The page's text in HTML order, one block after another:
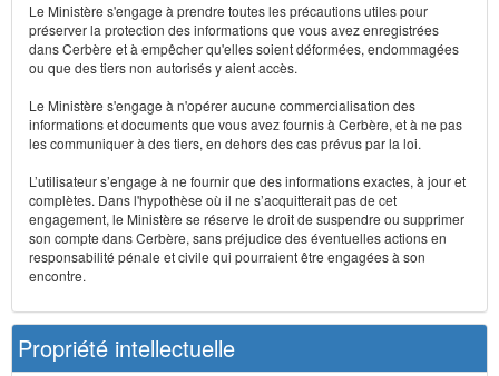
Le Ministère s'engage à prendre toutes les précautions utiles pour
préserver la protection des informations que vous avez enregistrées
dans Cerbère et à empêcher qu'elles soient déformées, endommagées
ou que des tiers non autorisés y aient accès.
Le Ministère s'engage à n'opérer aucune commercialisation des
informations et documents que vous avez fournis à Cerbère, et à ne pas
les communiquer à des tiers, en dehors des cas prévus par la loi.
L’utilisateur s’engage à ne fournir que des informations exactes, à jour et
complètes. Dans l'hypothèse où il ne s’acquitterait pas de cet
engagement, le Ministère se réserve le droit de suspendre ou supprimer
son compte dans Cerbère, sans préjudice des éventuelles actions en
responsabilité pénale et civile qui pourraient être engagées à son
encontre.
Propriété intellectuelle